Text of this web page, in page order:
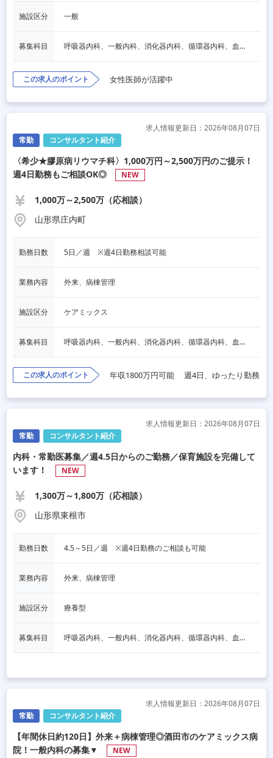
施設区分 一般
募集科目 呼吸器内科、一般内科、消化器内科、循環器内科、血液内科、脳神経内科、内分泌内科、老人内科、その他
この求人のポイント 女性医師が活躍中
常勤 コンサルタント紹介
求人情報更新日：2026年08月07日
〈希少★膠原病リウマチ科〉1,000万円～2,500万円のご提示！
週4日勤務もご相談OK◎
NEW
1,000万～2,500万（応相談）
山形県庄内町
勤務日数 5日／週　※週4日勤務相談可能
業務内容 外来、病棟管理
施設区分 ケアミックス
募集科目 呼吸器内科、一般内科、消化器内科、循環器内科、血液内科、脳神経内科、内分泌内科、老人内科、整形外科、その他
この求人のポイント 年収1800万円可能 週4日、ゆったり勤務
常勤 コンサルタント紹介
求人情報更新日：2026年08月07日
内科・常勤医募集／週4.5日からのご勤務／保育施設を完備して
います！
NEW
1,300万～1,800万（応相談）
山形県東根市
勤務日数 4.5～5日／週　※週4日勤務のご相談も可能
業務内容 外来、病棟管理
施設区分 療養型
募集科目 呼吸器内科、一般内科、消化器内科、循環器内科、血液内科、脳神経内科、内分泌内科、老人内科、一般外科、消化器外科、その他
常勤 コンサルタント紹介
求人情報更新日：2026年08月07日
【年間休日約120日】外来＋病棟管理◎酒田市のケアミックス病
院！一般内科の募集▼
NEW